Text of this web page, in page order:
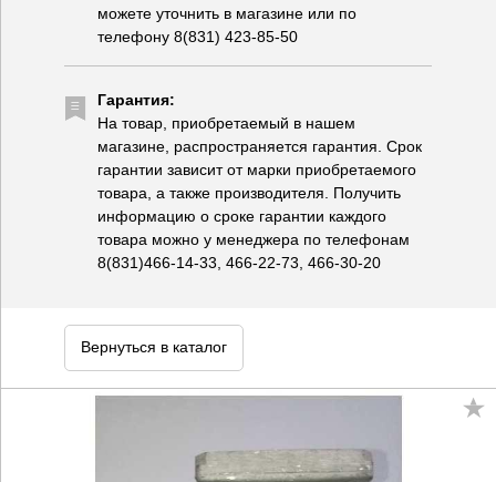
можете уточнить в магазине или по
телефону 8(831) 423-85-50
Гарантия:
На товар, приобретаемый в нашем
магазине, распространяется гарантия. Срок
гарантии зависит от марки приобретаемого
товара, а также производителя. Получить
информацию о сроке гарантии каждого
товара можно у менеджера по телефонам
8(831)466-14-33, 466-22-73, 466-30-20
Вернуться в каталог